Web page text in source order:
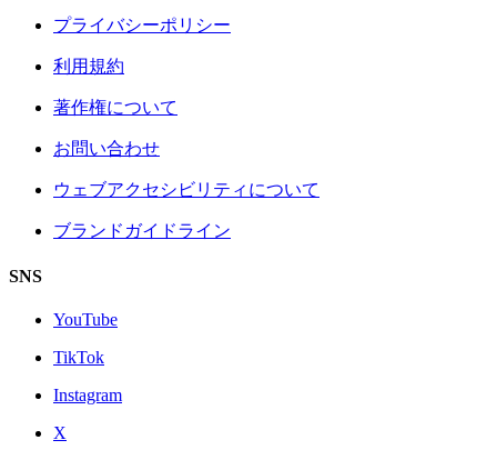
プライバシーポリシー
利用規約
著作権について
お問い合わせ
ウェブアクセシビリティについて
ブランドガイドライン
SNS
YouTube
TikTok
Instagram
X